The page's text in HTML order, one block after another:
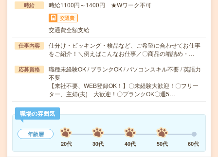
時給 時給1100円～1400円 ★Wワーク不可
交通費
交通費全額支給
仕事内容
仕分け・ピッキング・検品など、ご希望に合わせてお仕事
をご紹介！＼例えばこんなお仕事／〇商品の箱詰め・…
応募資格
職種未経験OK / ブランクOK / パソコンスキル不要 / 英語力
不要
【来社不要、WEB登録OK！】〇未経験大歓迎！〇フリー
ター、主婦(夫) 大歓迎！〇ブランクOK〇週5…
職場の雰囲気
年齢層
20代
30代 40代 50代 60代